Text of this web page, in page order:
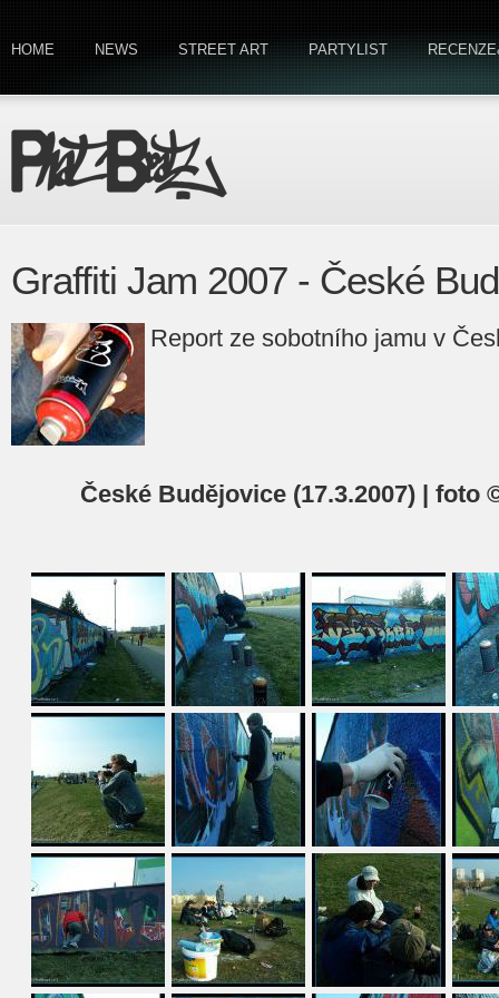
HOME NEWS STREET ART PARTYLIST
Graffiti Jam 2007 - České
Report ze sobotního jamu v
České Budějovice (17.3.2007) | foto